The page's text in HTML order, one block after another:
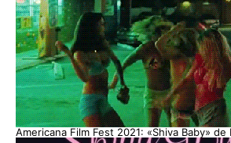
Americana Film Fest 2021: «Shiva Baby» de